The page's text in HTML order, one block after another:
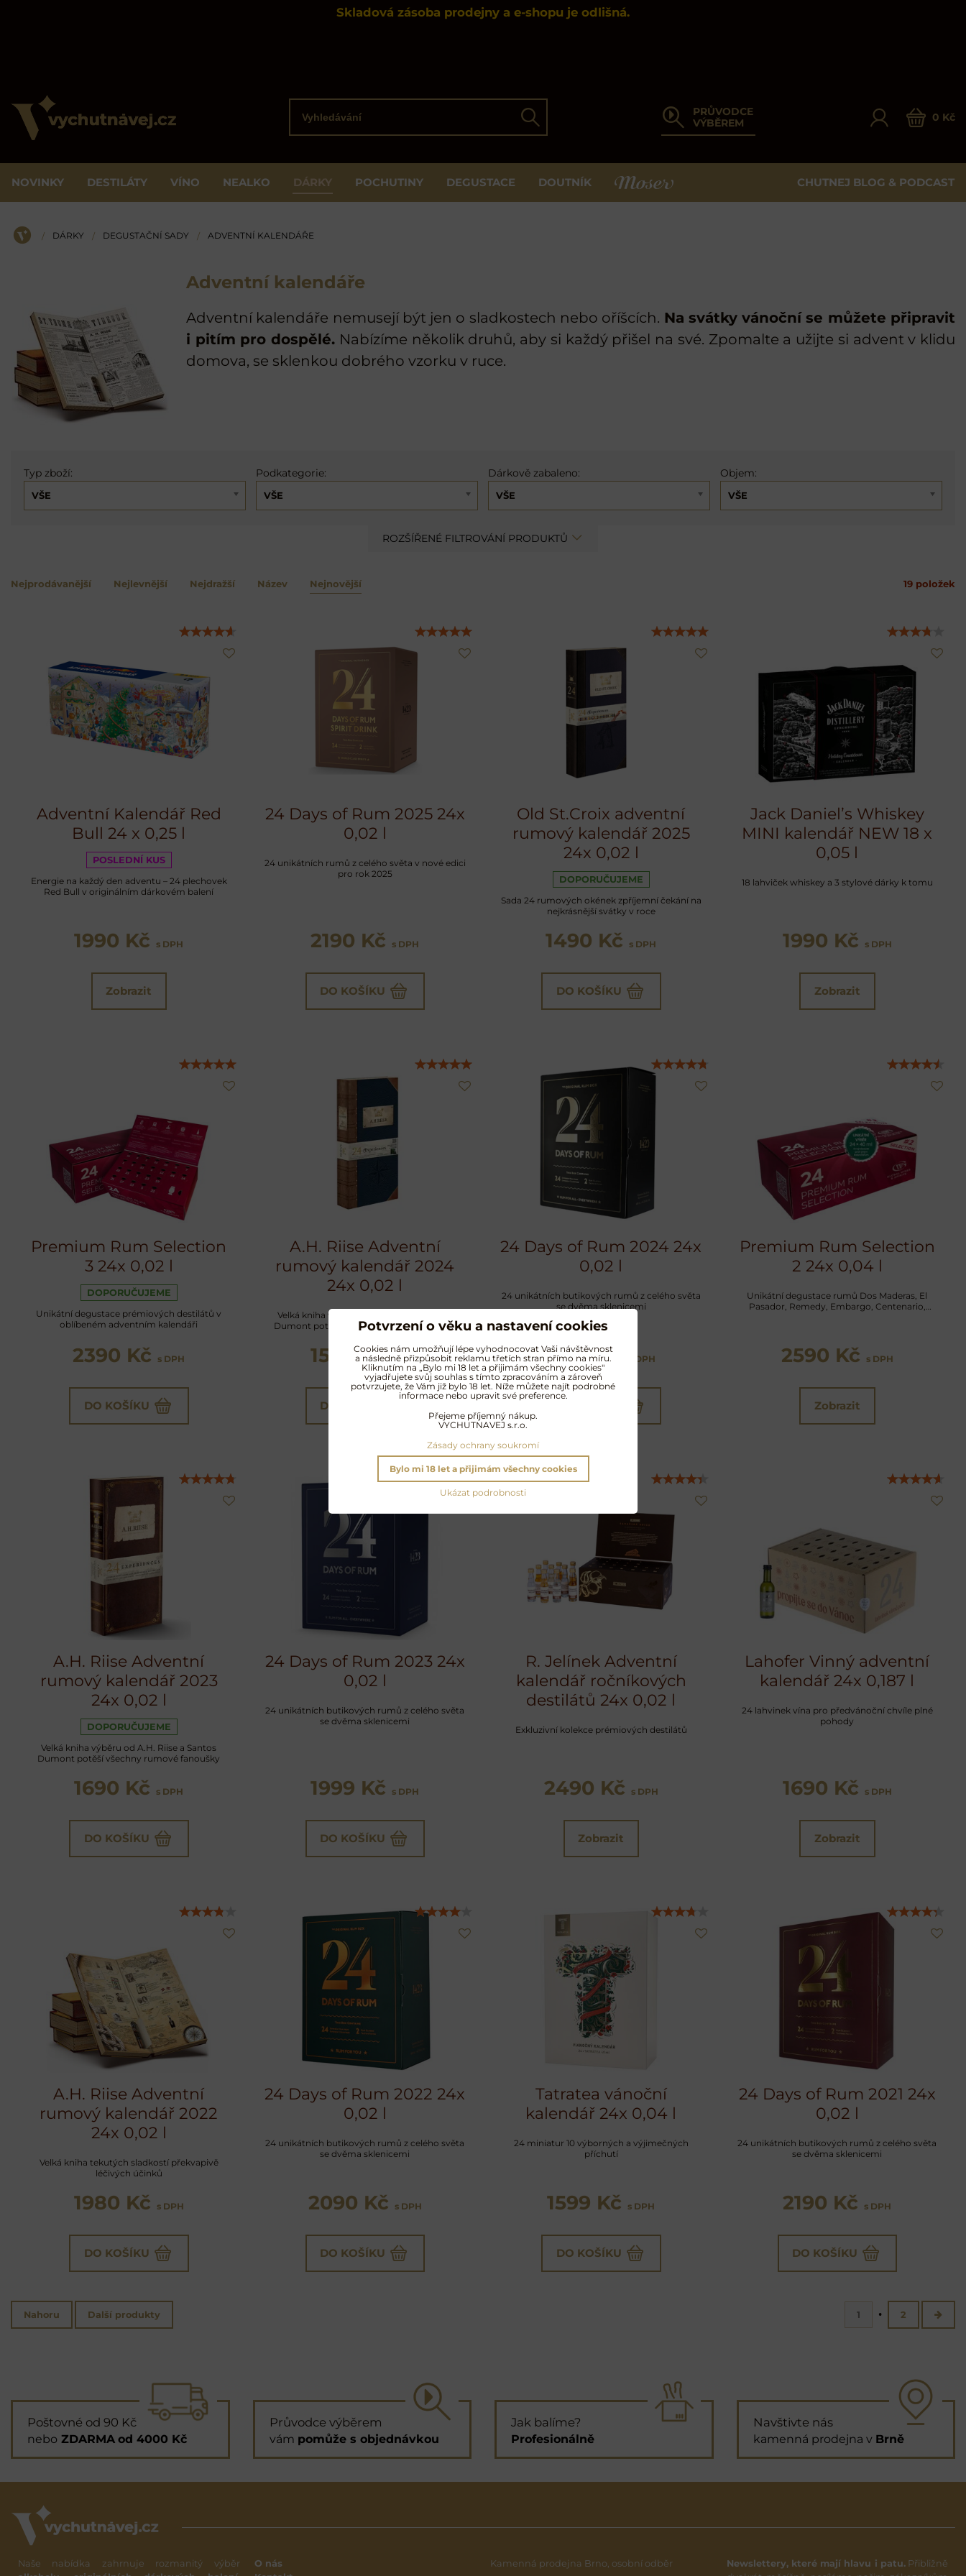
Skladová zásoba prodejny a e-shopu je odlišná.
Hledat
PRŮVODCE
VÝBĚREM
0 Kč
NOVINKY DESTILÁTY VÍNO NEALKO DÁRKY POCHUTINY DEGUSTACE DOUTNÍK
MOSER
CHUTNEJ BLOG & PODCAST
ÚVOD
/ DÁRKY / DEGUSTAČNÍ SADY / ADVENTNÍ KALENDÁŘE
Adventní kalendáře
Adventní kalendáře nemusejí být jen o sladkostech nebo oříšcích. Na svátky vánoční se můžete připravit
i pitím pro dospělé. Nabízíme několik druhů, aby si každý přišel na své. Zpomalte a užijte si advent v klidu
domova, se sklenkou dobrého vzorku v ruce.
Typ zboží:
VŠE
Podkategorie:
VŠE
Dárkově zabaleno:
VŠE
Objem:
VŠE
ROZŠÍŘENÉ FILTROVÁNÍ PRODUKTŮ
19 položek
Nejprodávanější Nejlevnější Nejdražší Název Nejnovější
Adventní Kalendář Red
Bull 24 x 0,25 l
POSLEDNÍ KUS
Energie na každý den adventu – 24 plechovek
Red Bull v originálním dárkovém balení
1990 Kčs DPH
Zobrazit
24 Days of Rum 2025 24x
0,02 l
24 unikátních rumů z celého světa v nové edici
pro rok 2025
2190 Kčs DPH
DO KOŠÍKU
Old St.Croix adventní
rumový kalendář 2025
24x 0,02 l
DOPORUČUJEME
Sada 24 rumových okének zpříjemní čekání na
nejkrásnější svátky v roce
1490 Kčs DPH
DO KOŠÍKU
Jack Daniel’s Whiskey
MINI kalendář NEW 18 x
0,05 l
18 lahviček whiskey a 3 stylové dárky k tomu
1990 Kč s DPH
Zobrazit
Premium Rum Selection
3 24x 0,02 l
DOPORUČUJEME
Unikátní degustace prémiových destilátů v
oblíbeném adventním kalendáři
2390 Kčs DPH
DO KOŠÍKU
A.H. Riise Adventní
rumový kalendář 2024
24x 0,02 l
Velká kniha výběru od A.H. Riise a Santos
Dumont potěší všechny rumové fanoušky
1590 Kčs DPH
DO KOŠÍKU
24 Days of Rum 2024 24x
0,02 l
24 unikátních butikových rumů z celého světa
se dvěma sklenicemi
1999 Kč s DPH
Premium Rum Selection
2 24x 0,04 l
Unikátní degustace rumů Dos Maderas, El
Pasador, Remedy, Embargo, Centenario,
2590 Kč s DPH
Zobrazit
A.H. Riise Adventní
rumový kalendář 2023
24x 0,02 l
DOPORUČUJEME
Velká kniha výběru od A.H. Riise a Santos
Dumont potěší všechny rumové fanoušky
1690 Kčs DPH
DO KOŠÍKU
24 Days of Rum 2023 24x
0,02 l
24 unikátních butikových rumů z celého světa
se dvěma sklenicemi
1999 Kčs DPH
DO KOŠÍKU
R. Jelínek Adventní
kalendář ročníkových
destilátů 24x 0,02 l
Exkluzivní kolekce prémiových destilátů
2490 Kč s DPH
Zobrazit
Lahofer Vinný adventní
kalendář 24x 0,187 l
24 lahvinek vína pro předvánoční chvíle plné
pohody
1690 Kč s DPH
Zobrazit
A.H. Riise Adventní
rumový kalendář 2022
24x 0,02 l
Velká kniha tekutých sladkostí překvapivě
léčivých účinků
1980 Kč s DPH
DO KOŠÍKU
24 Days of Rum 2022 24x
0,02 l
24 unikátních butikových rumů z celého světa
se dvěma sklenicemi
2090 Kč s DPH
DO KOŠÍKU
Tatratea vánoční
kalendář 24x 0,04 l
24 miniatur 10 výborných a výjimečných
příchutí
1599 Kčs DPH
DO KOŠÍKU
24 Days of Rum 2021 24x
0,02 l
24 unikátních butikových rumů z celého světa
se dvěma sklenicemi
2190 Kčs DPH
DO KOŠÍKU
Nahoru Další produkty 1 2
Poštovné od 90 Kč
nebo ZDARMA od 4000 Kč
Průvodce výběrem
vám pomůže s objednávkou
Jak balíme?
Profesionálně
Navštivte nás
kamenná prodejna v Brně
Naše nabídka zahrnuje rozmanitý výběr
O nás
Kamenná prodejna Brno, osobní odběr Newslettery, které mají hlavu i patu.Přibližně
Potvrzení o věku a nastavení cookies
Cookies nám umožňují lépe vyhodnocovat Vaši návštěvnost
a následně přizpůsobit reklamu třetích stran přímo na míru.
Kliknutím na „Bylo mi 18 let a přijimám všechny cookies"
vyjadřujete svůj souhlas s tímto zpracováním a zároveň
potvrzujete, že Vám již bylo 18 let. Níže můžete najít podrobné
informace nebo upravit své preference.
Přejeme příjemný nákup.
VYCHUTNAVEJ s.r.o.
Zásady ochrany soukromí
Ukázat podrobnosti
Bylo mi 18 let a přijimám všechny cookies